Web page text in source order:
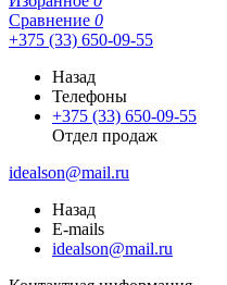
Сравнение 0
+375 (33) 650-09-55
Назад
Телефоны
+375 (33) 650-09-55
Отдел продаж
idealson@mail.ru
Назад
E-mails
idealson@mail.ru